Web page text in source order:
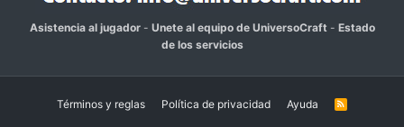
Asistencia al jugador- Unete al equipo de UniversoCraft - Estado
de los servicios
Términos y reglas Política de privacidad Ayuda
R